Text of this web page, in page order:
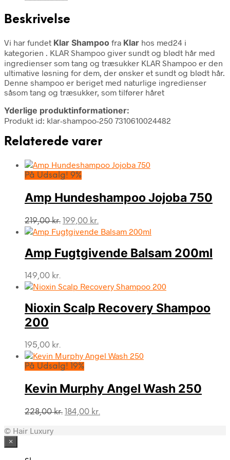
Beskrivelse
Vi har fundet Klar Shampoo fra Klar hos med24 i
kategorien . KLAR Shampoo giver sundt og blødt hår med
ingredienser som tang og træsukker KLAR Shampoo er den
ultimative løsning for dem, der ønsker et sundt og blødt hår.
Denne shampoo er beriget med naturlige ingredienser
såsom tang og træsukker, som tilfører håret
Yderlige produktinformationer:
Produkt id: klar-shampoo-250 7310610024482
Relaterede varer
På Udsalg! 9%
Amp Hundeshampoo Jojoba 750
219,00kr. Den
oprindelige
var:
219,00 kr..
199,00 kr.
aktuelle
er:
199,00 kr..
Amp Fugtgivende Balsam 200ml
149,00 kr.
Nioxin Scalp Recovery Shampoo
200
195,00 kr.
På Udsalg! 19%
Kevin Murphy Angel Wash 250
228,00kr. Den
184,00 kr.
© Hair Luxury
×